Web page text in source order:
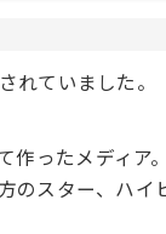
れていました。
作ったメディア
のスター、ハイ